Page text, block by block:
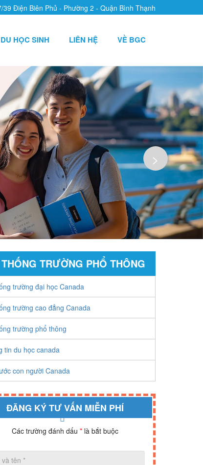
Điện Biên Phủ - Phường 2 - Quận Bình Thạnh
HỌC SINH LIÊN HỆ VỀ BGC
>
TRƯỜNG PHỔ THÔNG
trường đại học Canada
trường cao đẳng Canada
trường phổ thông
tin du học canada
con người Canada
ĐĂNG KÝ TƯ VẤN MIỄN PHÍ
Các trường đánh dấu * là bắt buộc